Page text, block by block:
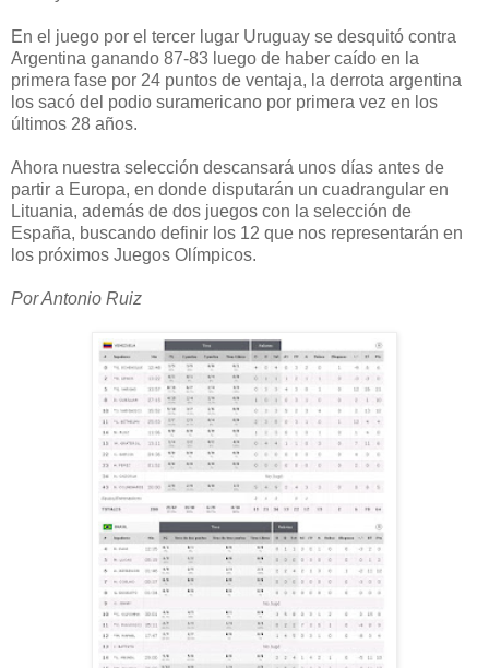
En el juego por el tercer lugar Uruguay se desquitó contra
Argentina ganando 87-83 luego de haber caído en la
primera fase por 24 puntos de ventaja, la derrota argentina
los sacó del podio suramericano por primera vez en los
últimos 28 años.
Ahora nuestra selección descansará unos días antes de
partir a Europa, en donde disputarán un cuadrangular en
Lituania, además de dos juegos con la selección de
España, buscando definir los 12 que nos representarán en
los próximos Juegos Olímpicos.
Por Antonio Ruiz